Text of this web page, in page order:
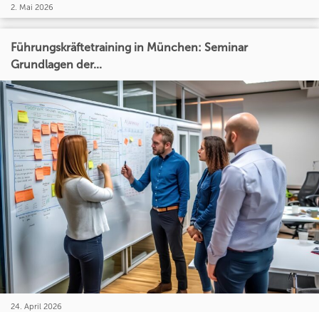
2. Mai 2026
Führungskräftetraining in München: Seminar
Grundlagen der...
24. April 2026